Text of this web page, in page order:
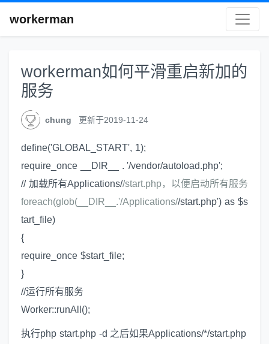
workerman
workerman如何平滑重启新加的
服务
chung 更新于2019-11-24
define('GLOBAL_START', 1);
require_once __DIR__ . '/vendor/autoload.php';
// 加载所有Applications//start.php，以便启动所有服务
foreach(glob(__DIR__.'/Applications//start.php') as $s
tart_file)
{
require_once $start_file;
}
//运行所有服务
Worker::runAll();
执行php start.php -d 之后如果Applications/*/start.php